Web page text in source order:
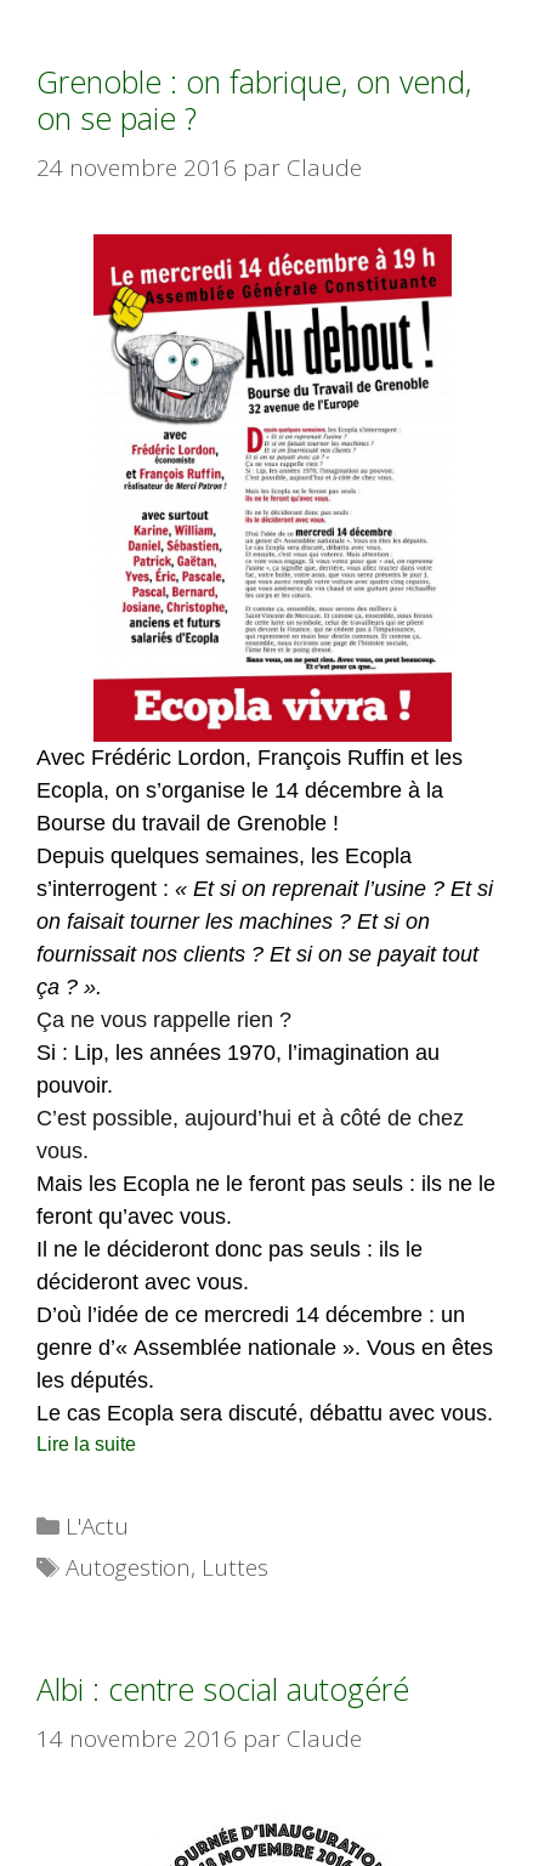
Grenoble : on fabrique, on vend,
on se paie ?
24 novembre 2016 par Claude
Avec Frédéric Lordon, François Ruffin et les
Ecopla, on s’organise le 14 décembre à la
Bourse du travail de Grenoble !
Depuis quelques semaines, les Ecopla
s’interrogent : « Et si on reprenait l’usine ? Et si
on faisait tourner les machines ? Et si on
fournissait nos clients ? Et si on se payait tout
ça ? ».
Ça ne vous rappelle rien ?
Si : Lip, les années 1970, l’imagination au
pouvoir.
C’est possible, aujourd’hui et à côté de chez
vous.
Mais les Ecopla ne le feront pas seuls : ils ne le
feront qu’avec vous.
Il ne le décideront donc pas seuls : ils le
décideront avec vous.
D’où l’idée de ce mercredi 14 décembre : un
genre d’« Assemblée nationale ». Vous en êtes
les députés.
Le cas Ecopla sera discuté, débattu avec vous.
Lire la suite
Catégories
L'Actu
Étiquettes
Autogestion, Luttes
Albi : centre social autogéré
14 novembre 2016 par Claude